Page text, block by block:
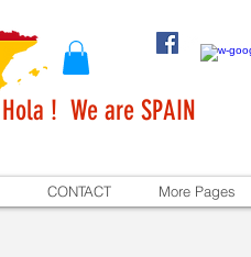
Hola ! We are SPAIN
CONTACT More Pages